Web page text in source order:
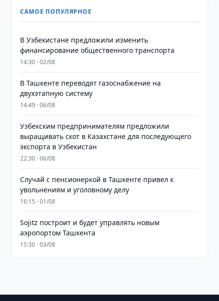
САМОЕ ПОПУЛЯРНОЕ
В Узбекистане предложили изменить
финансирование общественного транспорта
14:30 · 02/08
В Ташкенте переводят газоснабжение на
двухэтапную систему
14:49 · 06/08
Узбекским предпринимателям предложили
выращивать скот в Казахстане для последующего
экспорта в Узбекистан
22:30 · 06/08
Случай с пенсионеркой в Ташкенте привел к
увольнениям и уголовному делу
16:15 · 01/08
Sojitz построит и будет управлять новым
аэропортом Ташкента
15:30 · 03/08